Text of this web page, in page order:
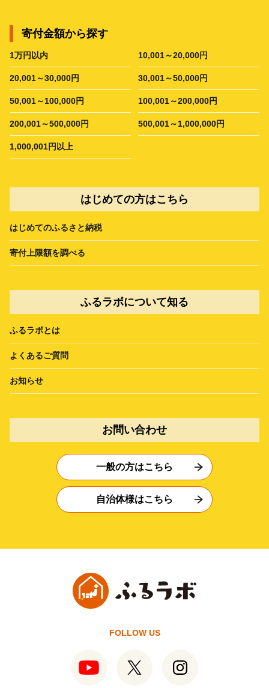
寄付金額から探す
1万円以内 10,001～20,000円
20,001～30,000円 30,001～50,000円
50,001～100,000円 100,001～200,000円
200,001～500,000円 500,001～1,000,000円
1,000,001円以上
はじめての方はこちら
はじめてのふるさと納税
寄付上限額を調べる
ふるラボについて知る
ふるラボとは
よくあるご質問
お知らせ
お問い合わせ
一般の方はこちら
自治体様はこちら
FOLLOW US